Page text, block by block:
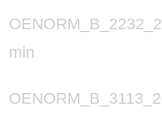
min